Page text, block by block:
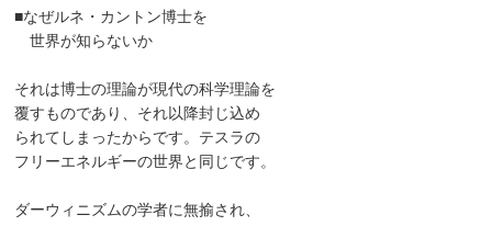
■なぜルネ・カントン博士を
世界が知らないか
それは博士の理論が現代の科学理論を
覆すものであり、それ以降封じ込め
られてしまったからです。テスラの
フリーエネルギーの世界と同じです。
ダーウィニズムの学者に無揄され、